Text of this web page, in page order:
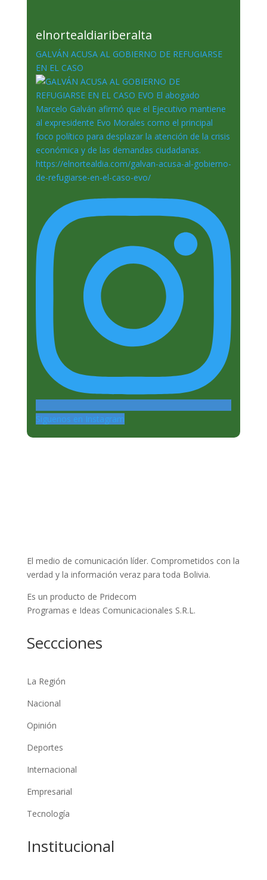
elnortealdiariberalta
GALVÁN ACUSA AL GOBIERNO DE REFUGIARSE
EN EL CASO
Siguenos en Instagram
El medio de comunicación líder. Comprometidos con la
verdad y la información veraz para toda Bolivia.
Es un producto de Pridecom
Programas e Ideas Comunicacionales S.R.L.
Seccciones
La Región
Nacional
Opinión
Deportes
Internacional
Empresarial
Tecnología
Institucional